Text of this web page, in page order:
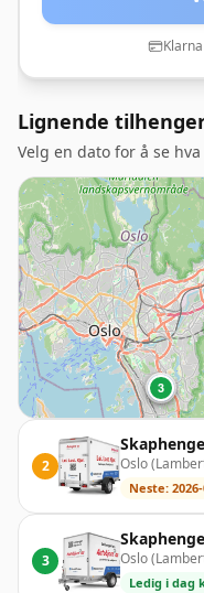
Lignende
Velg en dato for å se
★
2
3
2 Oslo
Neste:
3 Oslo
Ledig i dag